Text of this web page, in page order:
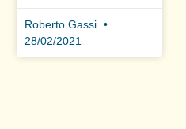
Roberto Gassi
28/02/2021